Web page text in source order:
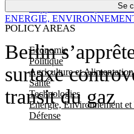
Se
POLICY AREAS
Economie
Politique
Agriculture et Alimentation
Santé
Technologies
Energie, Environnement et
Défense
Berlin
surtaxe
transit du gaz
ENERGIE,